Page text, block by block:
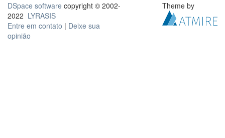
DSpace software copyright © 2002-
2022 LYRASIS
Entre em contato | Deixe sua
opinião
Theme by